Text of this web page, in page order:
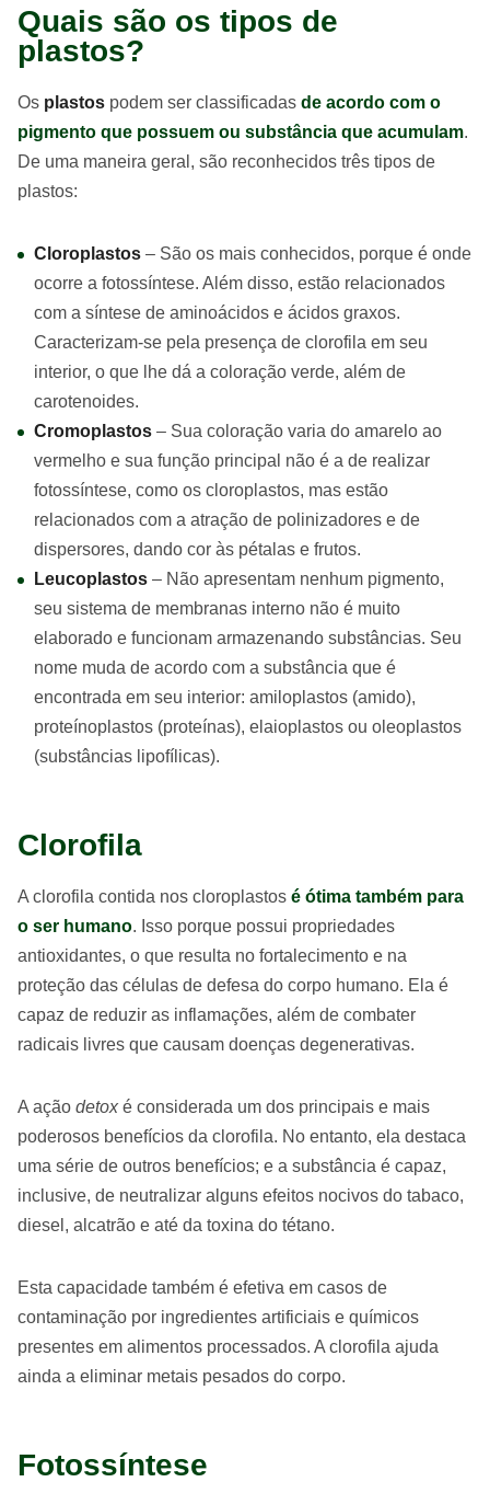
Quais são os tipos de
plastos?
Os plastos podem ser classificadas de acordo com o
pigmento que possuem ou substância que acumulam.
De uma maneira geral, são reconhecidos três tipos de
plastos:
Cloroplastos – São os mais conhecidos, porque é onde
ocorre a fotossíntese. Além disso, estão relacionados
com a síntese de aminoácidos e ácidos graxos.
Caracterizam-se pela presença de clorofila em seu
interior, o que lhe dá a coloração verde, além de
carotenoides.
Cromoplastos – Sua coloração varia do amarelo ao
vermelho e sua função principal não é a de realizar
fotossíntese, como os cloroplastos, mas estão
relacionados com a atração de polinizadores e de
dispersores, dando cor às pétalas e frutos.
Leucoplastos – Não apresentam nenhum pigmento,
seu sistema de membranas interno não é muito
elaborado e funcionam armazenando substâncias. Seu
nome muda de acordo com a substância que é
encontrada em seu interior: amiloplastos (amido),
proteínoplastos (proteínas), elaioplastos ou oleoplastos
(substâncias lipofílicas).
Clorofila
A clorofila contida nos cloroplastos é ótima também para
o ser humano. Isso porque possui propriedades
antioxidantes, o que resulta no fortalecimento e na
proteção das células de defesa do corpo humano. Ela é
capaz de reduzir as inflamações, além de combater
radicais livres que causam doenças degenerativas.
A ação detoxé considerada um dos principais e mais
poderosos benefícios da clorofila. No entanto, ela destaca
uma série de outros benefícios; e a substância é capaz,
inclusive, de neutralizar alguns efeitos nocivos do tabaco,
diesel, alcatrão e até da toxina do tétano.
Esta capacidade também é efetiva em casos de
contaminação por ingredientes artificiais e químicos
presentes em alimentos processados. A clorofila ajuda
ainda a eliminar metais pesados do corpo.
Fotossíntese